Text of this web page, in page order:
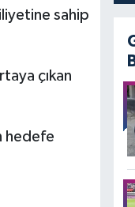
sahip
çıkan
hedefe